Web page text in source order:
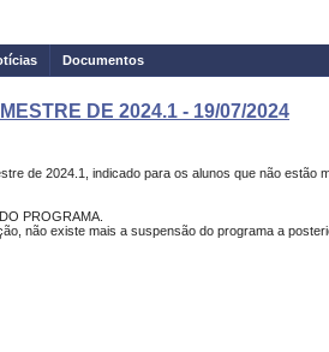
Documentos
DE 2024.1 - 19/07/2024
de 2024.1, indicado para os alunos que não estão
PROGRAMA.
não existe mais a suspensão do programa a